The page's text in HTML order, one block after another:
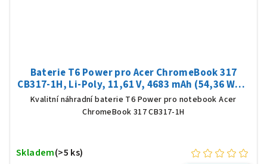
Baterie T6 Power pro Acer ChromeBook 317
CB317-1H, Li-Poly, 11,61 V, 4683 mAh (54,36 Wh),
černá
Kvalitní náhradní baterie T6 Power pro notebook Acer
ChromeBook 317 CB317-1H
Skladem(>5 ks)